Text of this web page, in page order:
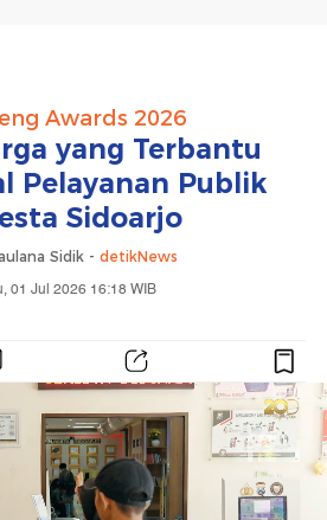
Awards 2026
yang Terbantu
Pelayanan Publik
Sidoarjo
Sidik - detikNews
01 Jul 2026 16:18 WIB